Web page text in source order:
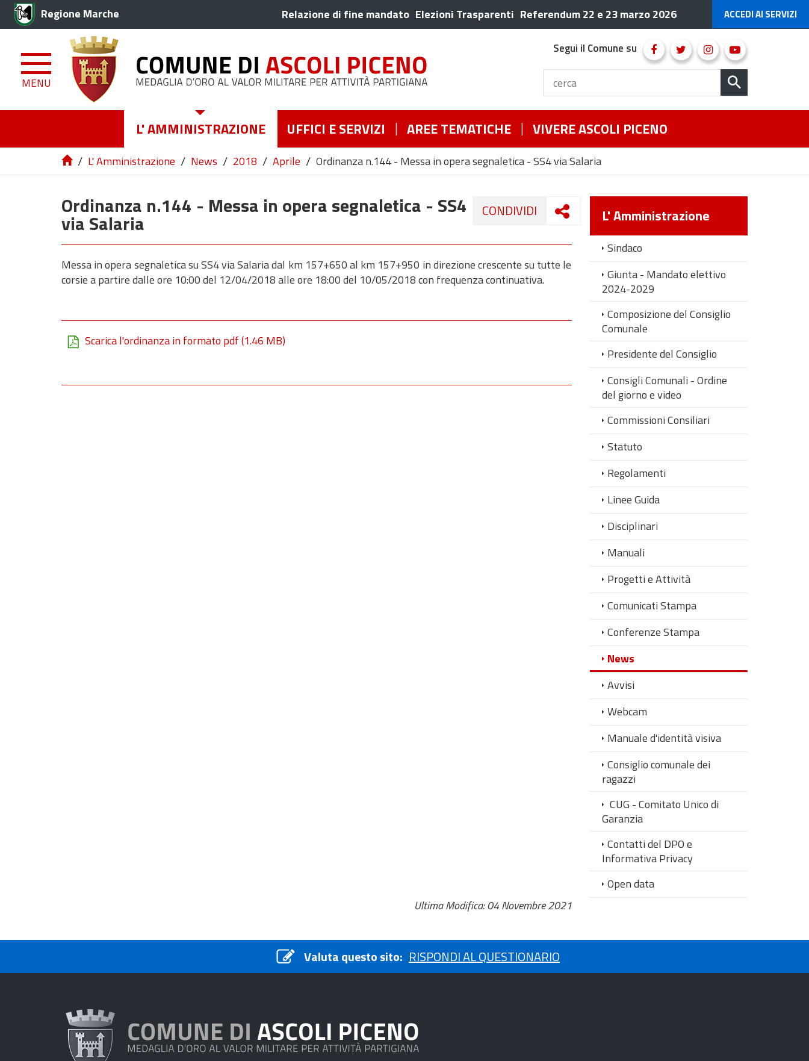
Regione Marche Relazione di fine mandato Elezioni Trasparenti Referendum 22 e 23 marzo 2026 ACCEDI AI SERVIZI
MENU
Segui il Comune su
L' AMMINISTRAZIONE UFFICI E SERVIZI AREE TEMATICHE VIVERE ASCOLI PICENO
/ L' Amministrazione / News / 2018 / Aprile / Ordinanza n.144 - Messa in opera segnaletica - SS4 via Salaria
CONDIVIDI
Ordinanza n.144 - Messa in opera segnaletica - SS4
via Salaria
Messa in opera segnaletica su SS4 via Salaria dal km 157+650 al km 157+950 in direzione crescente su tutte le
corsie a partire dalle ore 10:00 del 12/04/2018 alle ore 18:00 del 10/05/2018 con frequenza continuativa.
Scarica l'ordinanza in formato pdf(1.46 MB)
L' Amministrazione
Sindaco
Giunta - Mandato elettivo
2024-2029
Composizione del Consiglio
Comunale
Presidente del Consiglio
Consigli Comunali - Ordine
del giorno e video
Commissioni Consiliari
Statuto
Regolamenti
Linee Guida
Disciplinari
Manuali
Progetti e Attività
Comunicati Stampa
Conferenze Stampa
News
Avvisi
Webcam
Manuale d'identità visiva
Consiglio comunale dei
ragazzi
CUG - Comitato Unico di
Garanzia
Contatti del DPO e
Informativa Privacy
Open data
Ultima Modifica: 04 Novembre 2021
Valuta questo sito: RISPONDI AL QUESTIONARIO